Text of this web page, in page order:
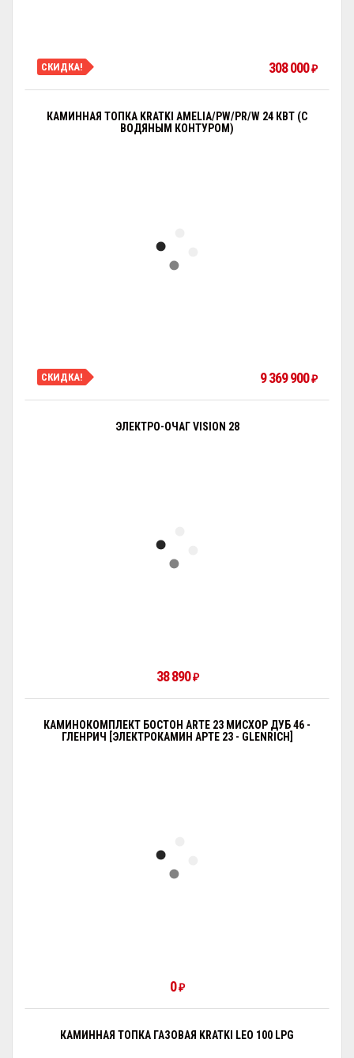
СКИДКА! 308 000₽
КАМИННАЯ ТОПКА KRATKI AMELIA/PW/PR/W 24 КВТ (С
ВОДЯНЫМ КОНТУРОМ)
СКИДКА! 9 369 900₽
ЭЛЕКТРО-ОЧАГ VISION 28
38 890₽
КАМИНОКОМПЛЕКТ БОСТОН ARTE 23 МИСХОР ДУБ 46 -
ГЛЕНРИЧ [ЭЛЕКТРОКАМИН АРТЕ 23 - GLENRICH]
0₽
КАМИННАЯ ТОПКА ГАЗОВАЯ KRATKI LEO 100 LPG